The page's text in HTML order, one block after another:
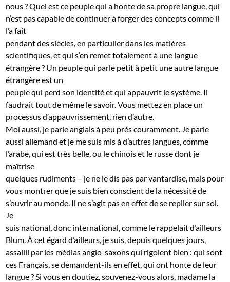
nous ? Quel est ce peuple qui a honte de sa propre langue, qui
n’est pas capable de continuer à forger des concepts comme il
l’a fait
pendant des siècles, en particulier dans les matières
scientifiques, et qui s’en remet totalement à une langue
étrangère ? Un peuple qui parle petit à petit une autre langue
étrangère est un
peuple qui perd son identité et qui appauvrit le système. Il
faudrait tout de même le savoir. Vous mettez en place un
processus d’appauvrissement, rien d’autre.
Moi aussi, je parle anglais à peu près couramment. Je parle
aussi allemand et je me suis mis à d’autres langues, comme
l’arabe, qui est très belle, ou le chinois et le russe dont je
maîtrise
quelques rudiments – je ne le dis pas par vantardise, mais pour
vous montrer que je suis bien conscient de la nécessité de
s’ouvrir au monde. Il ne s’agit pas en effet de se replier sur soi.
Je
suis national, donc international, comme le rappelait d’ailleurs
Blum. À cet égard d’ailleurs, je suis, depuis quelques jours,
assailli par les médias anglo-saxons qui rigolent bien : qui sont
ces Français, se demandent-ils en effet, qui ont honte de leur
langue ? Si vous en doutiez, souvenez-vous alors, madame la